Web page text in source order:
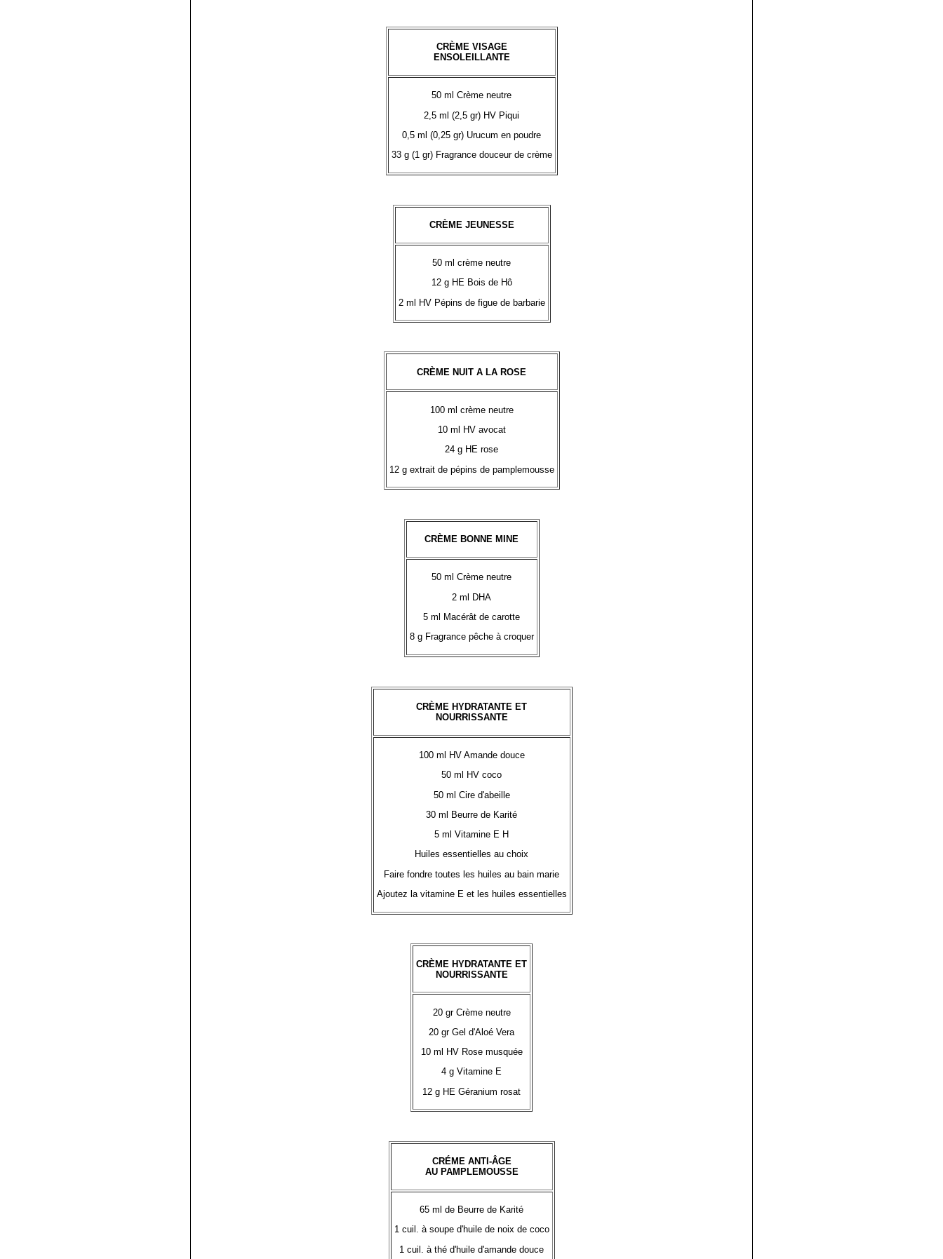
CRÈME VISAGE
ENSOLEILLANTE
50 ml Crème neutre
2,5 ml (2,5 gr) HV Piqui
0,5 ml (0,25 gr) Urucum en poudre
33 g (1 gr) Fragrance douceur de crème
CRÈME JEUNESSE
50 ml crème neutre
12 g HE Bois de Hô
2 ml HV Pépins de figue de barbarie
CRÈME NUIT A LA ROSE
100 ml crème neutre
10 ml HV avocat
24 g HE rose
12 g extrait de pépins de pamplemousse
CRÈME BONNE MINE
50 ml Crème neutre
2 ml DHA
5 ml Macérât de carotte
8 g Fragrance pêche à croquer
CRÈME HYDRATANTE ET
NOURRISSANTE
100 ml HV Amande douce
50 ml HV coco
50 ml Cire d'abeille
30 ml Beurre de Karité
5 ml Vitamine E H
Huiles essentielles au choix
Faire fondre toutes les huiles au bain marie
Ajoutez la vitamine E et les huiles essentielles
CRÈME HYDRATANTE ET
NOURRISSANTE
20 gr Crème neutre
20 gr Gel d'Aloé Vera
10 ml HV Rose musquée
4 g Vitamine E
12 g HE Géranium rosat
CRÉME ANTI-ÂGE
AU PAMPLEMOUSSE
65 ml de Beurre de Karité
1 cuil. à soupe d'huile de noix de coco
1 cuil. à thé d'huile d'amande douce